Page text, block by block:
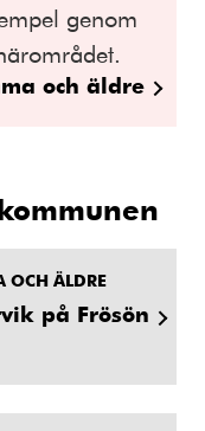
genom
och äldre
OCH ÄLDRE
på Frösön